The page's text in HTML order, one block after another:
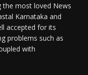
the most loved News
Karnataka and
accepted for its
problems such as
with